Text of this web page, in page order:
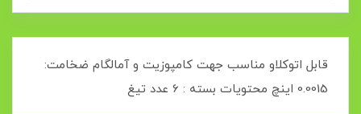
قابل اتوکلاو مناسب جهت کامپوزیت و آمالگام ضخامت:
0.0015 اینچ محتویات بسته : 6 عدد تیغ